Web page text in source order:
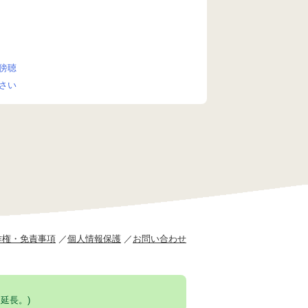
聴
い
・免責事項 個人情報保護 お問い合わせ
長。)